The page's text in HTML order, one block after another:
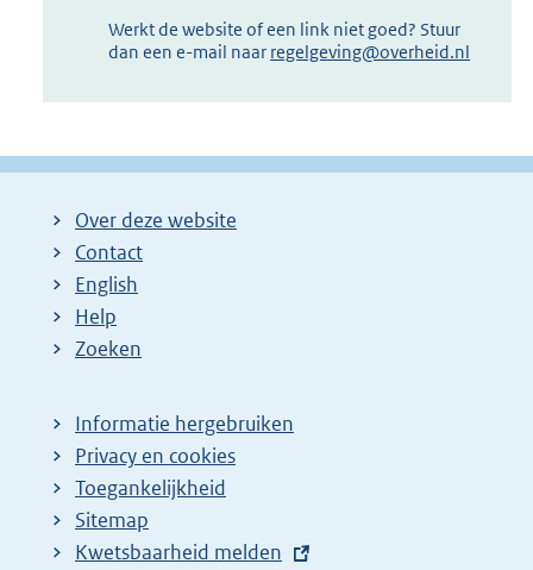
Werkt de website of een link niet goed? Stuur
dan een e-mail naar regelgeving@overheid.nl
Over deze website
Contact
English
Help
Zoeken
Informatie hergebruiken
Privacy en cookies
Toegankelijkheid
Sitemap
E
Kwetsbaarheid melden